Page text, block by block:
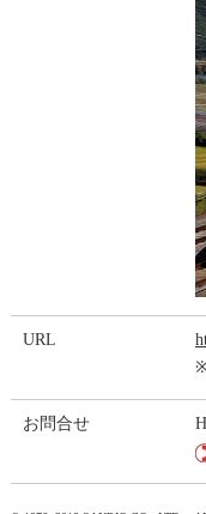
URL
お問合せ